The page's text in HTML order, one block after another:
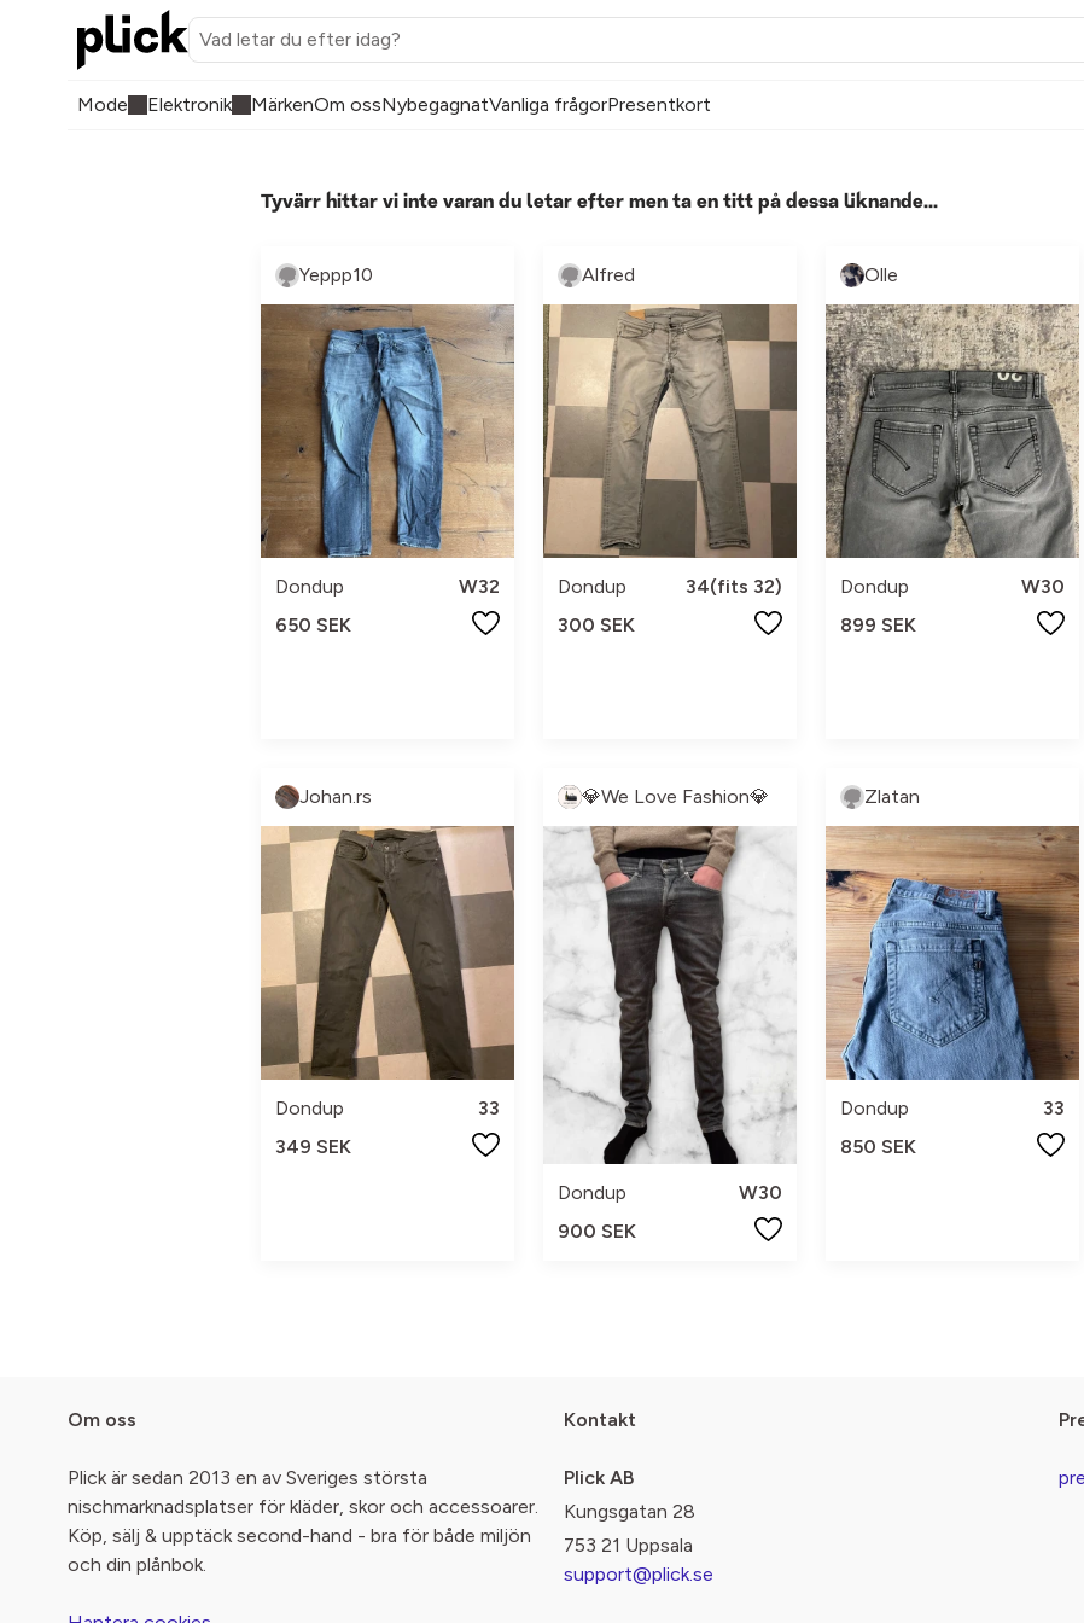
Mode Elektronik MärkenOm ossNybegagnatVanliga frågorPresentkort
Tyvärr hittar vi inte varan du letar efter men ta en titt på dessa liknande...
Yeppp10
Dondup
W32
650 SEK
Alfred
Dondup
34(fits 32)
300 SEK
Olle
Dondup
W30
899 SEK
Johan.rs
Dondup
33
349 SEK
💎We Love Fashion💎
Dondup
W30
900 SEK
Zlatan
Dondup
33
850 SEK
Om oss
Plick är sedan 2013 en av Sveriges största
nischmarknadsplatser för kläder, skor och accessoarer.
Köp, sälj & upptäck second-hand - bra för både miljön
och din plånbok.
Kontakt
Plick AB
Kungsgatan 28
753 21 Uppsala
support@plick.se